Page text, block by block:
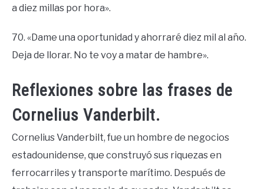
a diez millas por hora».
70. «Dame una oportunidad y ahorraré diez mil al año.
Deja de llorar. No te voy a matar de hambre».
Reflexiones sobre las frases de
Cornelius Vanderbilt.
Cornelius Vanderbilt, fue un hombre de negocios
estadounidense, que construyó sus riquezas en
ferrocarriles y transporte marítimo. Después de